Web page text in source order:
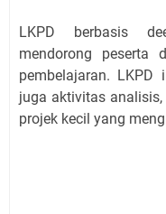
LKPD berbasis
mendorong peserta
pembelajaran.
juga aktivitas
projek kecil yang